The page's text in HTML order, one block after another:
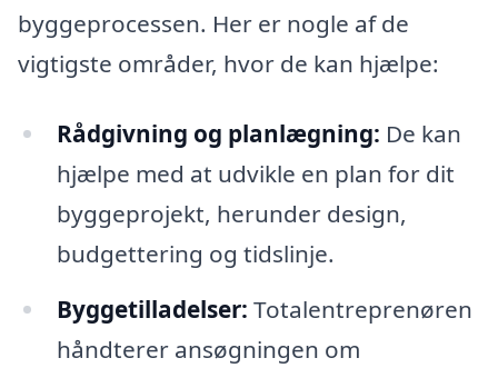
byggeprocessen. Her er nogle af de
vigtigste områder, hvor de kan hjælpe:
Rådgivning og planlægning: De kan
hjælpe med at udvikle en plan for dit
byggeprojekt, herunder design,
budgettering og tidslinje.
Byggetilladelser: Totalentreprenøren
håndterer ansøgningen om